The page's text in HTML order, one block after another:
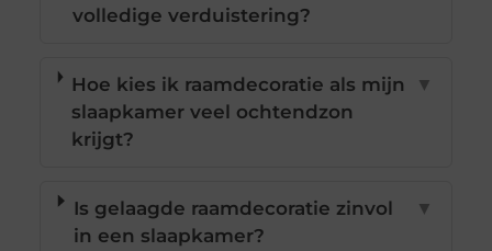
volledige verduistering?
Hoe kies ik raamdecoratie als mijn
slaapkamer veel ochtendzon
krijgt?
▼
Is gelaagde raamdecoratie zinvol
in een slaapkamer?
▼